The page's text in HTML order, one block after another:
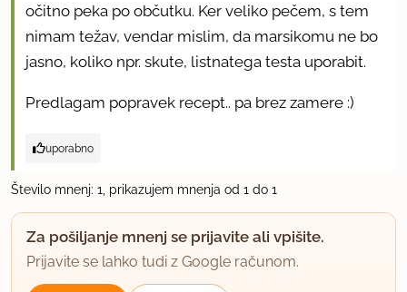
očitno peka po občutku. Ker veliko pečem, s tem
nimam težav, vendar mislim, da marsikomu ne bo
jasno, koliko npr. skute, listnatega testa uporabit.
Predlagam popravek recept.. pa brez zamere :)
uporabno
Število mnenj: 1, prikazujem mnenja od 1 do 1
Za pošiljanje mnenj se prijavite ali vpišite.
Prijavite se lahko tudi z Google računom.